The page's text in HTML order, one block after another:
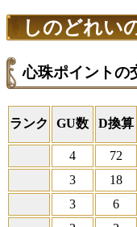
しのどれい
心珠ポイントの
ランク GU数 D換算
4
72
3
18
3
6